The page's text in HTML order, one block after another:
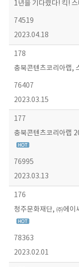
1년을 기다렸다! 킥!
74519
2023.04.18
178
충북콘텐츠코리아랩,
76407
2023.03.15
177
충북콘텐츠코리아랩
76995
2023.03.13
176
청주문화재단, ㈜에이
78363
2023.02.01